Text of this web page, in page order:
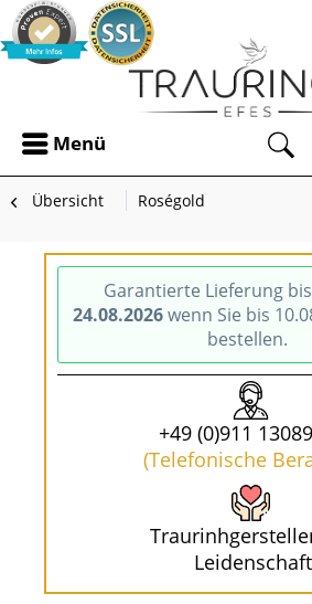
Menü
Übersicht Roségold
Garantierte Lieferung bis
24.08.2026wenn Sie bis
bestellen.
+49 (0)911
(Telefonische
Leidenschaft